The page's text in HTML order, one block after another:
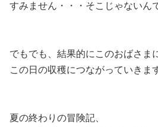
すみません・・・そこじゃないん
でもでも、結果的にこのおばさま
この日の収穫につながっていきま
夏の終わりの冒険記、